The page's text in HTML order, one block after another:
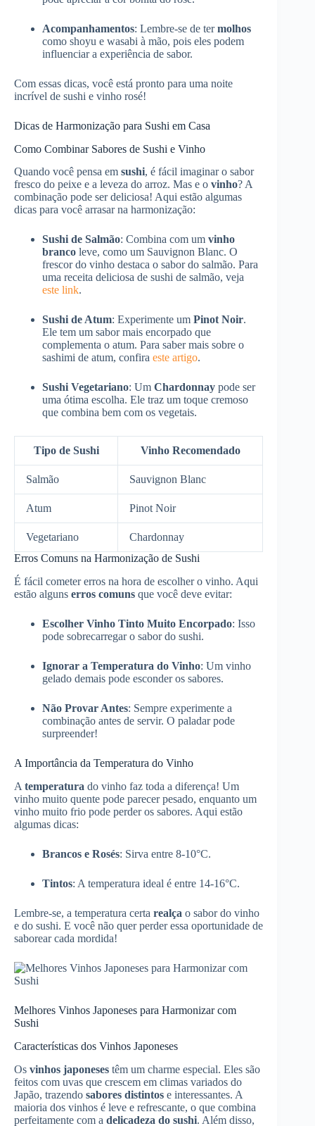
Acompanhamentos: Lembre-se de termolhos
como shoyu e wasabi à mão, pois eles podem
influenciar a experiência de sabor.
Com essas dicas, você está pronto para uma noite
incrível de sushi e vinho rosé!
Dicas de Harmonização para Sushi em Casa
Como Combinar Sabores de Sushi e Vinho
Quando você pensa em sushi, é fácil imaginar o sabor
fresco do peixe e a leveza do arroz. Mas e o vinho? A
combinação pode ser deliciosa! Aqui estão algumas
dicas para você arrasar na harmonização:
Sushi de Salmão: Combina com um vinho
branco leve, como um Sauvignon Blanc. O
frescor do vinho destaca o sabor do salmão. Para
uma receita deliciosa de sushi de salmão, veja
este link.
Sushi de Atum: Experimente um Pinot Noir.
Ele tem um sabor mais encorpado que
complementa o atum. Para saber mais sobre o
sashimi de atum, confira este artigo.
Sushi Vegetariano: Um Chardonnay pode ser
uma ótima escolha. Ele traz um toque cremoso
que combina bem com os vegetais.
Tipo de Sushi Vinho Recomendado
Salmão Sauvignon Blanc
Atum Pinot Noir
Vegetariano
Chardonnay
Erros Comuns na Harmonização de Sushi
É fácil cometer erros na hora de escolher o vinho. Aqui
estão alguns erros comuns que você deve evitar:
Escolher Vinho Tinto Muito Encorpado: Isso
pode sobrecarregar o sabor do sushi.
Ignorar a Temperatura do Vinho: Um vinho
gelado demais pode esconder os sabores.
Não Provar Antes: Sempre experimente a
combinação antes de servir. O paladar pode
surpreender!
A Importância da Temperatura do Vinho
A temperatura do vinho faz toda a diferença! Um
vinho muito quente pode parecer pesado, enquanto um
vinho muito frio pode perder os sabores. Aqui estão
algumas dicas:
Brancos e Rosés: Sirva entre 8-10°C.
Tintos: A temperatura ideal é entre 14-16°C.
Lembre-se, a temperatura certa realça o sabor do vinho
e do sushi. E você não quer perder essa oportunidade de
saborear cada mordida!
Melhores Vinhos Japoneses para Harmonizar com
Sushi
Características dos Vinhos Japoneses
Os vinhos japoneses têm um charme especial. Eles são
feitos com uvas que crescem em climas variados do
Japão, trazendo sabores distintos e interessantes. A
maioria dos vinhos é leve e refrescante, o que combina
perfeitamente com a delicadeza do sushi. Além disso,